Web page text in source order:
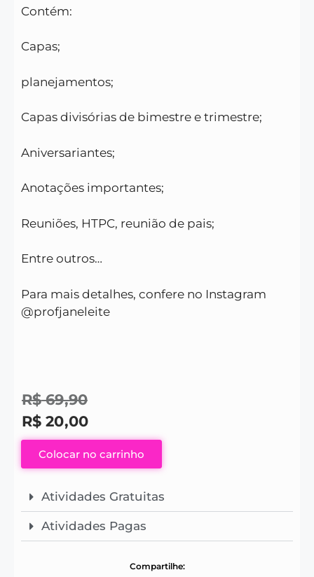
Contém:
Capas;
planejamentos;
Capas divisórias de bimestre e trimestre;
Aniversariantes;
Anotações importantes;
Reuniões, HTPC, reunião de pais;
Entre outros…
Para mais detalhes, confere no Instagram
@profjaneleite
R$69,90
R$ 20,00
Colocar no carrinho
Atividades Gratuitas
Atividades Pagas
Compartilhe: